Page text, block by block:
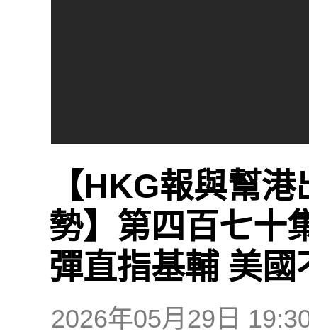
【HKG報與幫
勢】第四百七十
彈直指基輔 美
2026年05月29日